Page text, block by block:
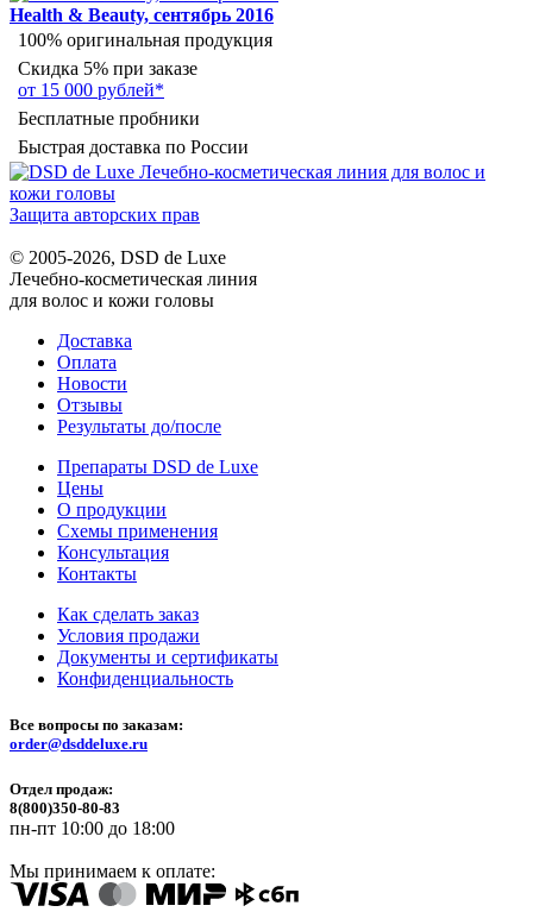
Health & Beauty, сентябрь 2016
100% оригинальная продукция
Скидка 5% при заказе
от 15 000 рублей*
Бесплатные пробники
Быстрая доставка по России
Защита авторских прав
© 2005-2026, DSD de Luxe
Лечебно-косметическая линия
для волос и кожи головы
Доставка
Оплата
Новости
Отзывы
Результаты до/после
Препараты DSD de Luxe
Цены
О продукции
Схемы применения
Консультация
Контакты
Как сделать заказ
Условия продажи
Документы и сертификаты
Конфиденциальность
Все вопросы по заказам:
order@dsddeluxe.ru
Отдел продаж:
8(800)350-80-83
пн-пт 10:00 до 18:00
Мы принимаем к оплате: